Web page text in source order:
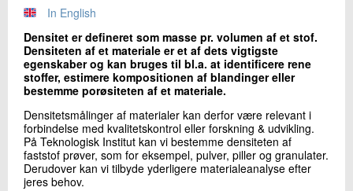
+45 72 20 23 57
Skriv til mig
In English
Densitet er defineret som masse pr. volumen af et stof.
Densiteten af et materiale er et af dets vigtigste
egenskaber og kan bruges til bl.a. at identificere rene
stoffer, estimere kompositionen af blandinger eller
bestemme porøsiteten af et materiale.
Densitetsmålinger af materialer kan derfor være relevant i
forbindelse med kvalitetskontrol eller forskning & udvikling.
På Teknologisk Institut kan vi bestemme densiteten af
faststof prøver, som for eksempel, pulver, piller og granulater.
Derudover kan vi tilbyde yderligere materialeanalyse efter
jeres behov.